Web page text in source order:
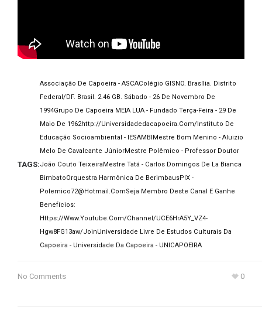
TAGS:
Associação De Capoeira - ASCAColégio GISNO. Brasília. Distrito
Federal/DF. Brasil. 2.46 GB. Sábado - 26 De Novembro De
1994Grupo De Capoeira MEIA LUA - Fundado Terça-Feira - 29 De
Maio De 1962Http://universidadedacapoeira.com/ Instituto De
Educação Socioambiental - IESAMBI Mestre Bom Menino - Aluizio
Melo De Cavalcante JúniorMestre Polêmico - Professor Doutor
João Couto Teixeira Mestre Tatá - Carlos Domingos De La Bianca
BimbatoOrquestra Harmônica De BerimbausPIX -
Polemico72@hotmail.comSeja Membro Deste Canal E Ganhe
Benefícios:
Https://www.youtube.com/channel/UCE6HrA5Y_VZ4-
Hgw8FG13aw/joinUniversidade Livre De Estudos Culturais Da
Capoeira - Universidade Da Capoeira - UNICAPOEIRA
No Comments 0